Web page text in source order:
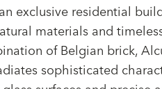
exclusive residential
materials and
of Belgian brick,
sophisticated